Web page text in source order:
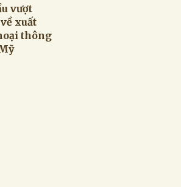
vượt
xuất
thông